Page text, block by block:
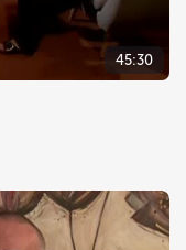
45:30